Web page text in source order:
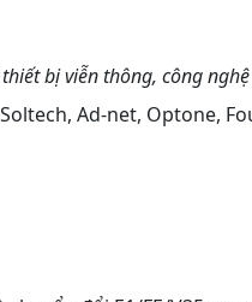
bị viễn thông, công
Ad-net, Optone,